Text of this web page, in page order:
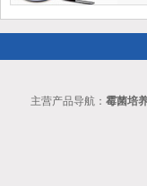
主营产品导航： 霉菌培